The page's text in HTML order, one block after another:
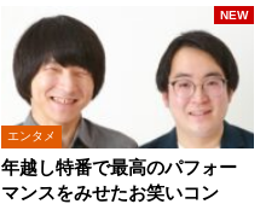
エンタメ
年越し特番で最高のパフォー
マンスをみせたお笑いコン
NEW